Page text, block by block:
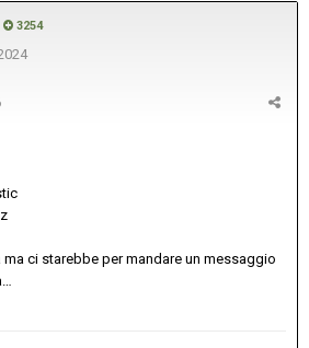
3254
ci starebbe per mandare un messaggio